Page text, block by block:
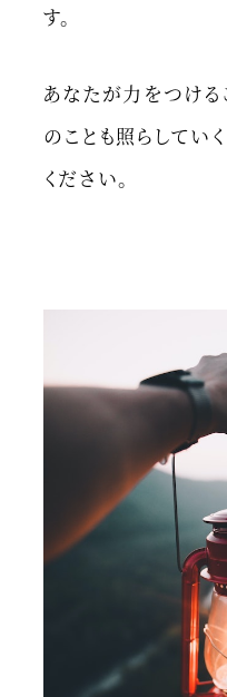
す。
あなたが力をつける
のことも照らしてい
ください。